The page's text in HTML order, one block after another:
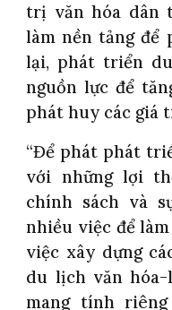
trị văn hóa dân
làm nền tảng để
lại, phát triển
nguồn lực để
phát huy các giá
“Để phát phát
với những lợi
chính sách và
nhiều việc để
việc xây dựng
du lịch văn hóa-
mang tính